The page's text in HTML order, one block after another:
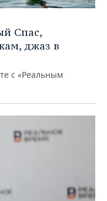
Спас,
джаз в
с «Реальным